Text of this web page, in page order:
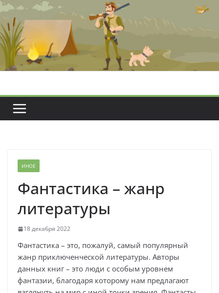
Перейти
содержимому
ИНОЕ
Фантастика – жанр
литературы
18 декабря 2022
Фантастика – это, пожалуй, самый популярный
жанр приключенческой литературы. Авторы
данных книг – это люди с особым уровнем
фантазии, благодаря которому нам предлагают